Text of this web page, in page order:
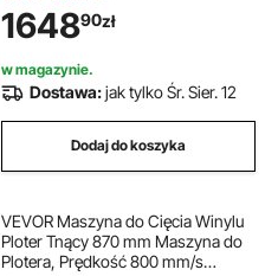
Oprogramowanie Signcut do
Wycinania Ploterów Winylowych
164890zł
w magazynie.
Dostawa:jak tylko Śr. Sier. 12
Dodaj do koszyka
VEVOR Maszyna do Cięcia Winylu
Ploter Tnący 870 mm Maszyna do
Plotera, Prędkość 800 mm/s